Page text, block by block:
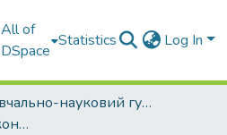
All of
DSpace
Statistics Log In
Навчально-науковий гуманітарний інститут (ННГІ)
Збірники наукових конференцій (ННГІ)